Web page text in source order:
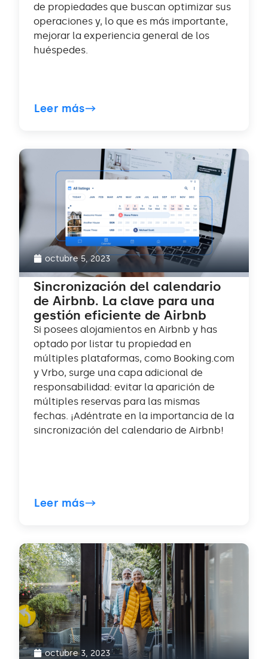
de propiedades que buscan optimizar sus
operaciones y, lo que es más importante,
mejorar la experiencia general de los
huéspedes.
Leer más
octubre 5, 2023
Sincronización del calendario
de Airbnb. La clave para una
gestión eficiente de Airbnb
Si posees alojamientos en Airbnb y has
optado por listar tu propiedad en
múltiples plataformas, como Booking.com
y Vrbo, surge una capa adicional de
responsabilidad: evitar la aparición de
múltiples reservas para las mismas
fechas. ¡Adéntrate en la importancia de la
sincronización del calendario de Airbnb!
Leer más
octubre 3, 2023